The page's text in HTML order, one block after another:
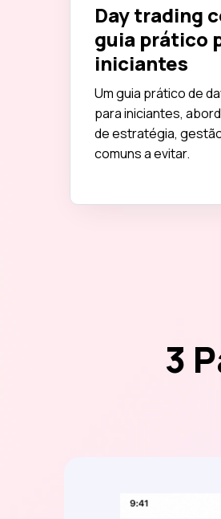
Day trading
guia prático
iniciantes
Um guia prático de
para iniciantes,
de estratégia,
comuns a evitar.
3